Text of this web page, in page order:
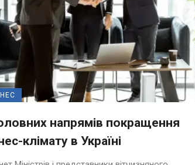
напрямів покращення
клімату в Україні